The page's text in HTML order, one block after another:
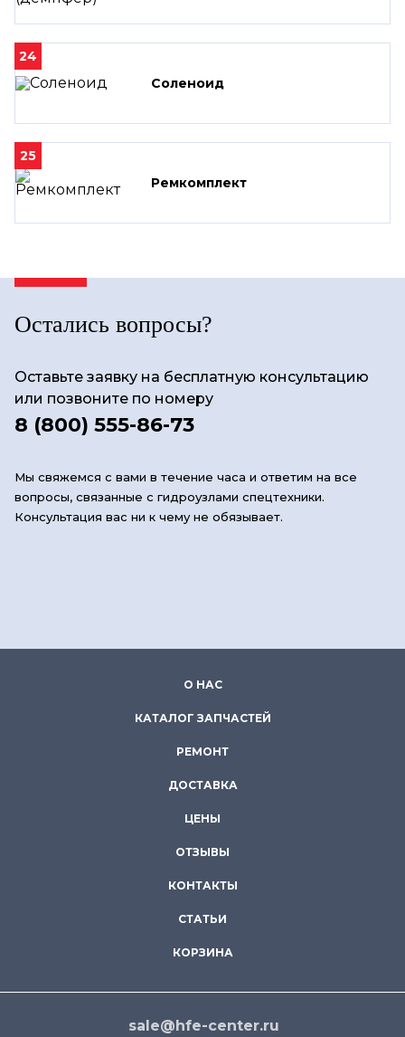
24
Соленоид
25
Ремкомплект
Остались вопросы?
Оставьте заявку на бесплатную консультацию
или позвоните по номеру
8 (800) 555-86-73
Мы свяжемся с вами в течение часа и ответим на все
вопросы, связанные с гидроузлами спецтехники.
Консультация вас ни к чему не обязывает.
О НАС
КАТАЛОГ ЗАПЧАСТЕЙ
РЕМОНТ
ДОСТАВКА
ЦЕНЫ
ОТЗЫВЫ
КОНТАКТЫ
СТАТЬИ
КОРЗИНА
sale@hfe-center.ru